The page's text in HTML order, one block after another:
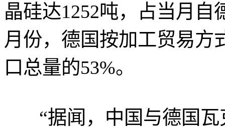
晶硅达1252吨，占当月自
月份，德国按加工贸易方
口总量的53%。
“据闻，中国与德国